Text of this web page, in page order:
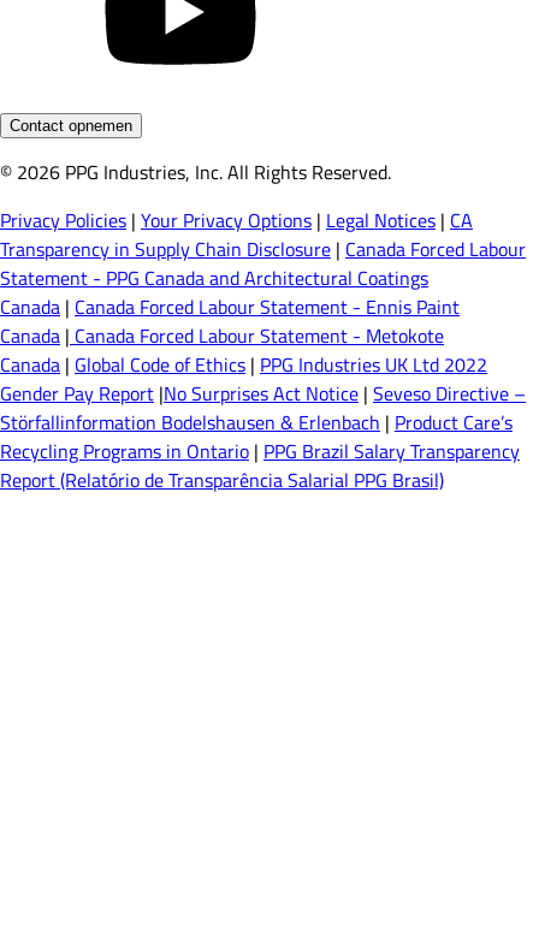
Contact opnemen
© 2026 PPG Industries, Inc. All Rights Reserved.
Privacy Policies | Your Privacy Options | Legal Notices | CA
Transparency in Supply Chain Disclosure | Canada Forced Labour
Statement - PPG Canada and Architectural Coatings
Canada | Canada Forced Labour Statement - Ennis Paint
Canada | Canada Forced Labour Statement - Metokote
Canada | Global Code of Ethics | PPG Industries UK Ltd 2022
Gender Pay Report |No Surprises Act Notice | Seveso Directive –
Störfallinformation Bodelshausen & Erlenbach | Product Care’s
Recycling Programs in Ontario | PPG Brazil Salary Transparency
Report (Relatório de Transparência Salarial PPG Brasil)